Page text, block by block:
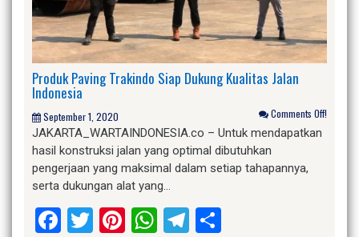
Produk Paving Trakindo Siap Dukung Kualitas Jalan
Indonesia
September 1, 2020 Comments Off!
JAKARTA_WARTAINDONESIA.co – Untuk mendapatkan
hasil konstruksi jalan yang optimal dibutuhkan
pengerjaan yang maksimal dalam setiap tahapannya,
serta dukungan alat yang…
Facebook
Twitter
Pinterest
WhatsApp
Telegram